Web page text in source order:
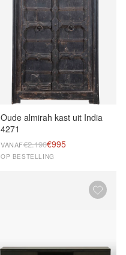
Oude almirah kast uit India
4271
VANAF€2.190€995
OP BESTELLING